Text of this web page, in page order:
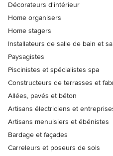
Décorateurs d'intérieur
Home organisers
Home stagers
Installateurs de salle de bain et
Paysagistes
Piscinistes et spécialistes spa
Constructeurs de terrasses et
Allées, pavés et béton
Artisans électriciens et
Artisans menuisiers et ébénistes
Bardage et façades
Carreleurs et poseurs de sols